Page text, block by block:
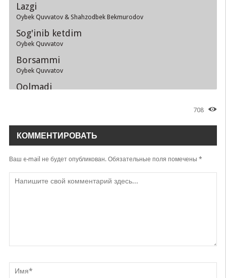
Lazgi
Oybek Quvvatov & Shahzodbek Bekmurodov
Sog'inib ketdim
Oybek Quvvatov
Borsammi
Oybek Quvvatov
Qolmadi
Oybek Quvvatov
708
КОММЕНТИРОВАТЬ
Ваш e-mail не будет опубликован.Обязательные поля помечены *